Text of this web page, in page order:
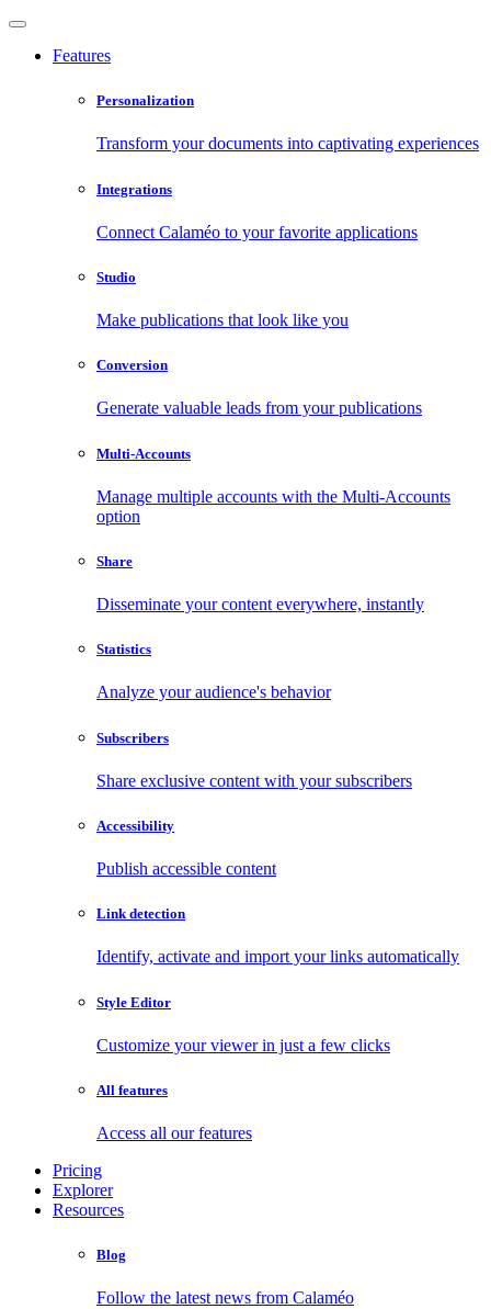
Features
Personalization
Transform your documents into captivating experiences
Integrations
Connect Calaméo to your favorite applications
Studio
Make publications that look like you
Conversion
Generate valuable leads from your publications
Multi-Accounts
Manage multiple accounts with the Multi-Accounts
option
Share
Disseminate your content everywhere, instantly
Statistics
Analyze your audience's behavior
Subscribers
Share exclusive content with your subscribers
Accessibility
Publish accessible content
Link detection
Identify, activate and import your links automatically
Style Editor
Customize your viewer in just a few clicks
All features
Access all our features
Pricing
Explorer
Resources
Blog
Follow the latest news from Calaméo